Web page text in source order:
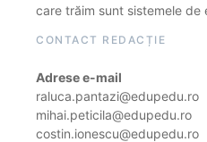
care trăim sunt sistemele de
CONTACT REDACȚIE
Adrese e-mail
raluca.pantazi@edupedu.ro
mihai.peticila@edupedu.ro
costin.ionescu@edupedu.ro